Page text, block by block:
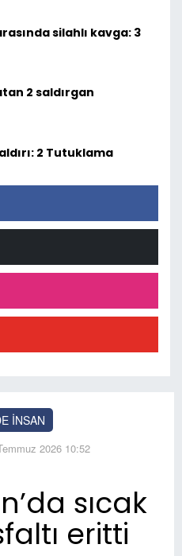
silahlı kavga: 3
2 saldırgan
2 Tutuklama
İNSAN
2026 10:52
sıcak
eritti